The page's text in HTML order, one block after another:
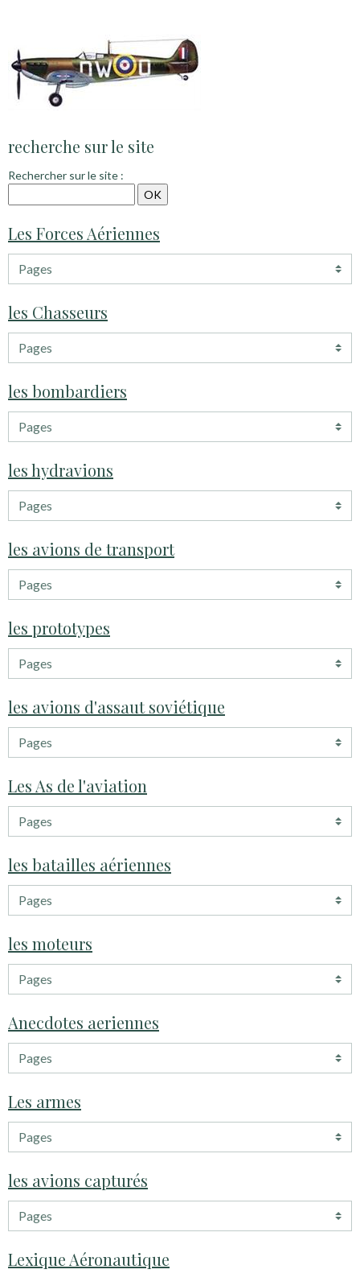
recherche sur le site
Rechercher sur le site :
Les Forces Aériennes
les Chasseurs
les bombardiers
les hydravions
les avions de transport
les prototypes
les avions d'assaut soviétique
Les As de l'aviation
les batailles aériennes
les moteurs
Anecdotes aeriennes
Les armes
les avions capturés
Lexique Aéronautique